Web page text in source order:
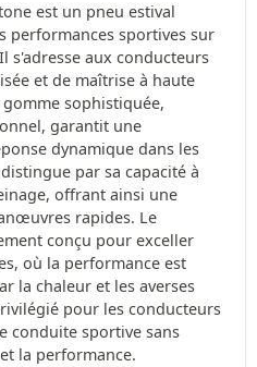
est un pneu estival
performances sportives sur
s'adresse aux conducteurs
et de maîtrise à haute
sophistiquée,
garantit une
dynamique dans les
par sa capacité à
offrant ainsi une
rapides. Le
conçu pour exceller
où la performance est
la chaleur et les averses
pour les conducteurs
conduite sportive sans
la performance.